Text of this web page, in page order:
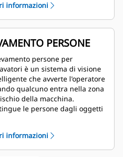
segnala la presenza di
nella zona critica
quando la macchina è
o in retromarcia.
di avviso (1-5) cambiano in
alla velocità di avanzamento,
falsi impropri e
l'accettazione e la
dell'operatore.
informazioni
PERSONE
persone per
è un sistema di visione
che avverte l'operatore
qualcuno entra nella zona
della macchina.
le persone dagli oggetti
in movimento o fermi.
livelli di avviso si adattano
informazioni